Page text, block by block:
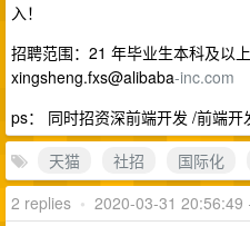
入！
招聘范围：21 年毕业生本科及以上
xingsheng.fxs@alibaba-inc.com
ps： 同时招资深前端开发 /前端开
天猫
社招 国际化
2 replies • 2020-03-31 20:56:49